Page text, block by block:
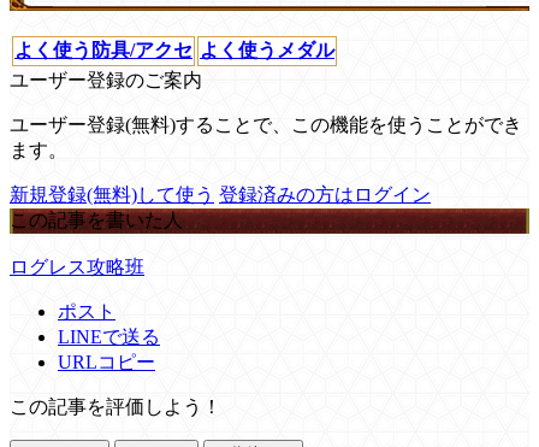
よく使う防具/アクセ よく使うメダル
ユーザー登録のご案内
ユーザー登録(無料)することで、この機能を使うことができ
ます。
新規登録(無料)して使う 登録済みの方はログイン
この記事を書いた人
ログレス攻略班
ポスト
LINEで送る
URLコピー
この記事を評価しよう！